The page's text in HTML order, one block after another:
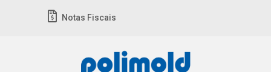
Notas Fiscais